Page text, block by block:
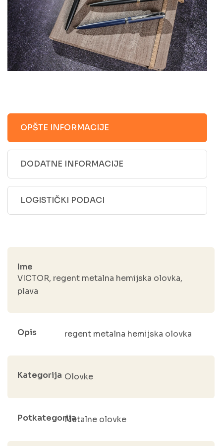
OPŠTE INFORMACIJE
DODATNE INFORMACIJE
LOGISTIČKI PODACI
Ime
VICTOR, regent metalna hemijska olovka,
plava
Opis regent metalna hemijska olovka
Kategorija Olovke
PotkategorijaMetalne olovke